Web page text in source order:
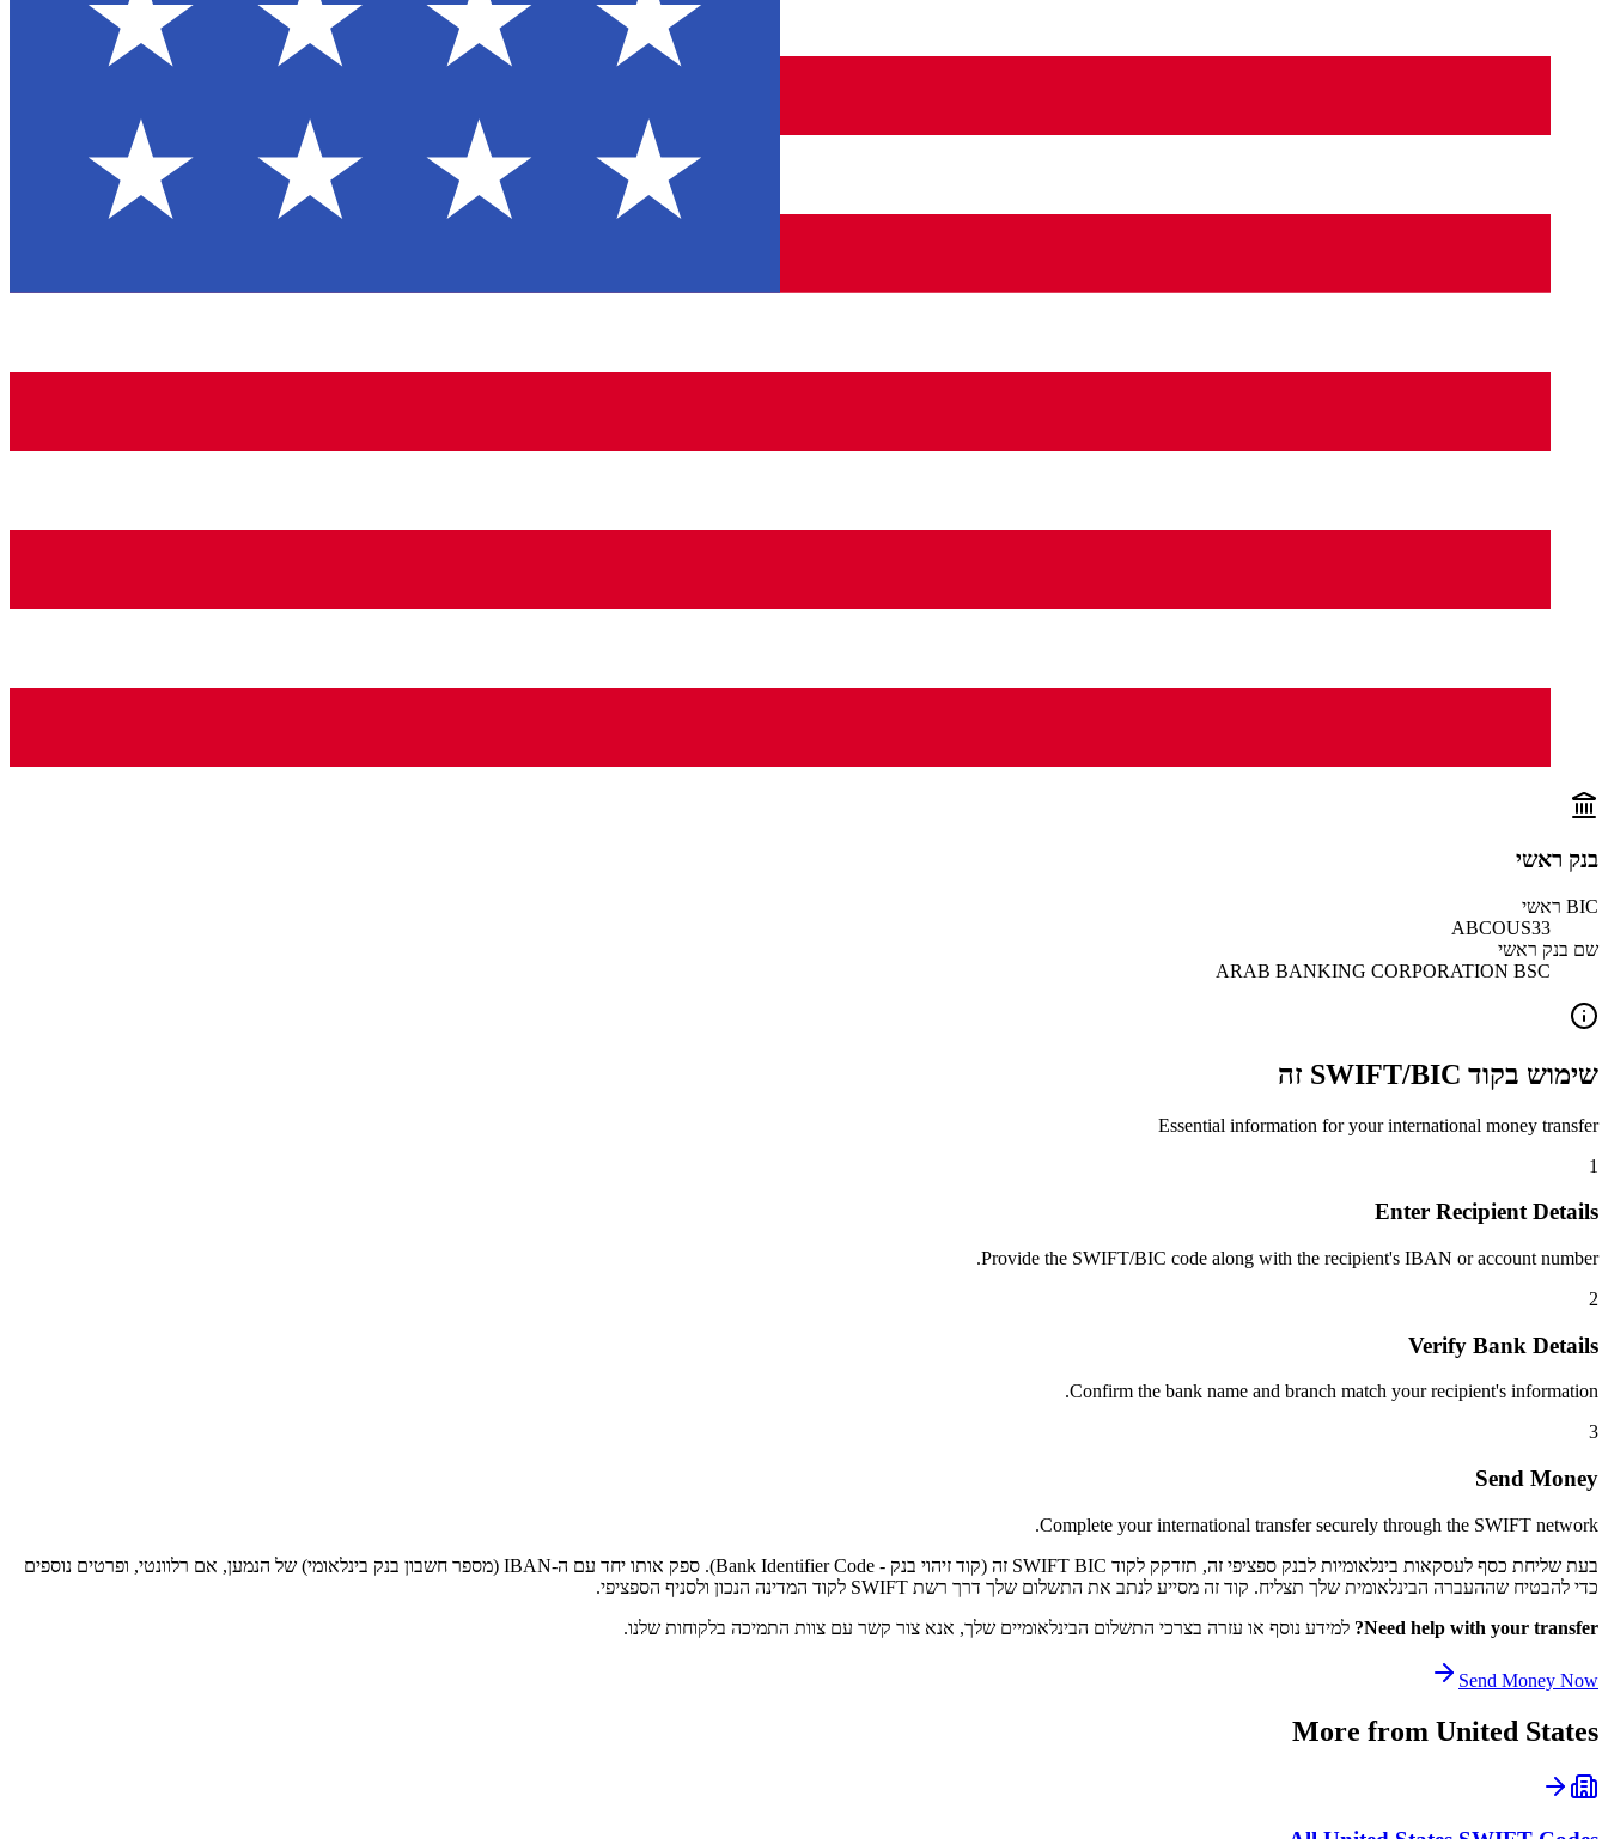
בנק ראשי
BIC ראשי
ABCOUS33
שם בנק ראשי
ARAB BANKING CORPORATION BSC
שימוש בקוד SWIFT/BIC זה
Essential information for your international money transfer
1
Enter Recipient Details
Provide the SWIFT/BIC code along with the recipient's IBAN or account number.
2
Verify Bank Details
Confirm the bank name and branch match your recipient's information.
3
Send Money
Complete your international transfer securely through the SWIFT network.
בעת שליחת כסף לעסקאות בינלאומיות לבנק ספציפי זה, תזדקק לקוד SWIFT BIC זה (קוד זיהוי בנק - Bank Identifier Code). ספק אותו יחד עם ה-IBAN (מספר חשבון בנק בינלאומי) של הנמען, אם רלוונטי, ופרטים נוספים
כדי להבטיח שההעברה הבינלאומית שלך תצליח. קוד זה מסייע לנתב את התשלום שלך דרך רשת SWIFT לקוד המדינה הנכון ולסניף הספציפי.
Need help with your transfer?
למידע נוסף או עזרה בצרכי התשלום הבינלאומיים שלך, אנא צור קשר עם צוות התמיכה בלקוחות שלנו.
Send Money Now
More from United States